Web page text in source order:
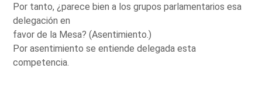
Por tanto, ¿parece bien a los grupos parlamentarios esa
delegación en
favor de la Mesa? (Asentimiento.)
Por asentimiento se entiende delegada esta
competencia.